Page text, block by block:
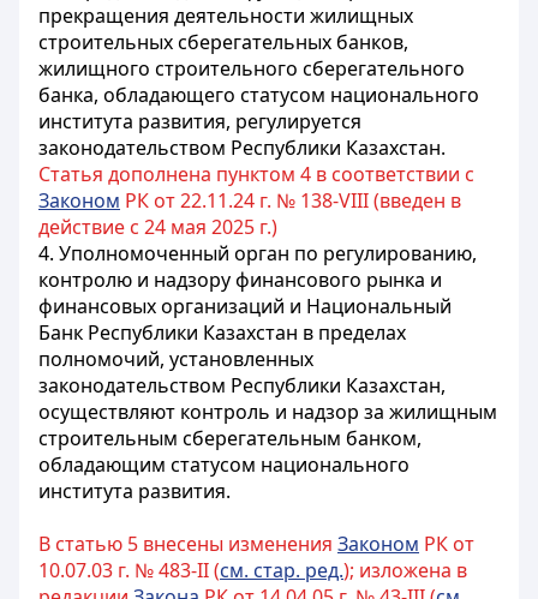
прекращения деятельности жилищных
строительных сберегательных банков,
жилищного строительного сберегательного
банка, обладающего статусом национального
института развития, регулируется
законодательством Республики Казахстан.
Статья дополнена пунктом 4 в соответствии с
Законом РК от 22.11.24 г. № 138-VIII (введен в
действие с 24 мая 2025 г.)
4. Уполномоченный орган по регулированию,
контролю и надзору финансового рынка и
финансовых организаций и Национальный
Банк Республики Казахстан в пределах
полномочий, установленных
законодательством Республики Казахстан,
осуществляют контроль и надзор за жилищным
строительным сберегательным банком,
обладающим статусом национального
института развития.
В статью 5 внесены изменения Законом РК от
10.07.03 г. № 483-II (см. стар. ред.); изложена в